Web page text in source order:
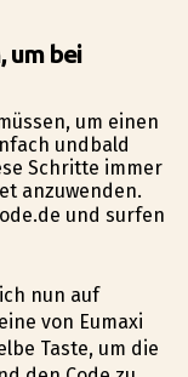
um bei
um einen
undbald
Schritte immer
anzuwenden.
und surfen
nun auf
von Eumaxi
Taste, um die